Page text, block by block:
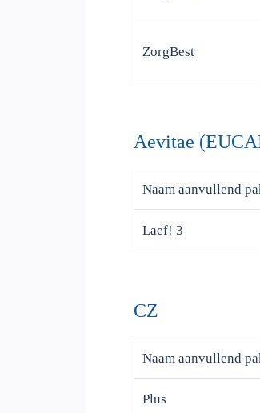
ZorgBest
Aevitae
Naam aanvullend
Laef! 3
CZ
Naam aanvullend
Plus